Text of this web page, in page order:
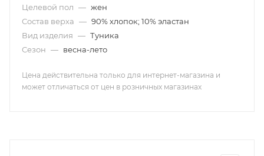
Целевой пол — жен
Состав верха — 90% хлопок; 10% эластан
Вид изделия — Туника
Сезон — весна-лето
Цена действительна только для интернет-магазина и
может отличаться от цен в розничных магазинах